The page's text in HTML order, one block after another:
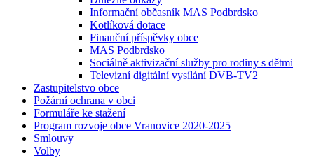
Informační občasník MAS Podbrdsko
Kotlíková dotace
Finanční příspěvky obce
MAS Podbrdsko
Sociálně aktivizační služby pro rodiny s dětmi
Televizní digitální vysílání DVB-TV2
Zastupitelstvo obce
Požární ochrana v obci
Formuláře ke stažení
Program rozvoje obce Vranovice 2020-2025
Smlouvy
Volby